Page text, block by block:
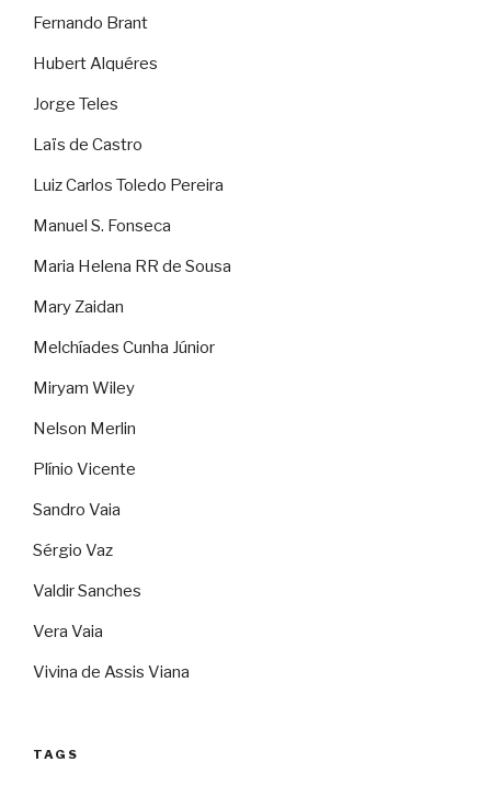
Fernando Brant
Hubert Alquéres
Jorge Teles
Laïs de Castro
Luiz Carlos Toledo Pereira
Manuel S. Fonseca
Maria Helena RR de Sousa
Mary Zaidan
Melchíades Cunha Júnior
Miryam Wiley
Nelson Merlin
Plínio Vicente
Sandro Vaia
Sérgio Vaz
Valdir Sanches
Vera Vaia
Vivina de Assis Viana
TAGS